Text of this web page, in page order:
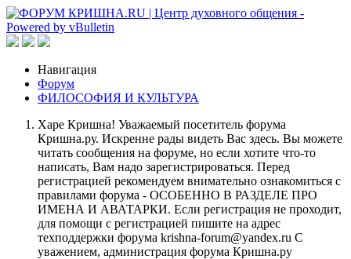
Навигация
Форум
ФИЛОСОФИЯ И КУЛЬТУРА
Харе Кришна! Уважаемый посетитель форума
Кришна.ру. Искренне рады видеть Вас здесь. Вы можете
читать сообщения на форуме, но если хотите что-то
написать, Вам надо зарегистрироваться. Перед
регистрацией рекомендуем внимательно ознакомиться с
правилами форума - ОСОБЕННО В РАЗДЕЛЕ ПРО
ИМЕНА И АВАТАРКИ. Если регистрация не проходит,
для помощи с регистрацией пишите на адрес
техподдержки форума krishna-forum@yandex.ru С
уважением, администрация форума Кришна.ру